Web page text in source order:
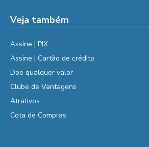
Veja também
Assine | PIX
Assine | Cartão de crédito
Doe qualquer valor
Clube de Vantagens
Atrativos
Cota de Compras